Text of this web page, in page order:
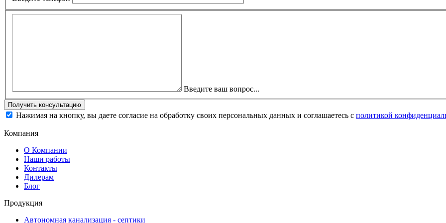
Введите ваш вопрос...
Нажимая на кнопку, вы даете согласие на обработку своих персональных данных и соглашаетесь с политикой
Компания
О Компании
Наши работы
Контакты
Дилерам
Блог
Продукция
Автономная канализация - септики